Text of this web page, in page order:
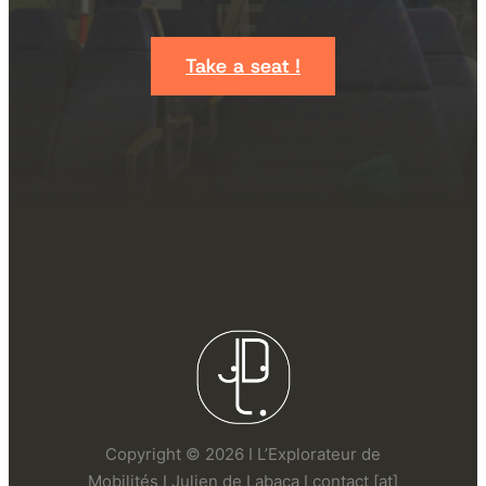
Take a seat !
Copyright © 2026 I L’Explorateur de
Mobilités I Julien de Labaca I contact [at]